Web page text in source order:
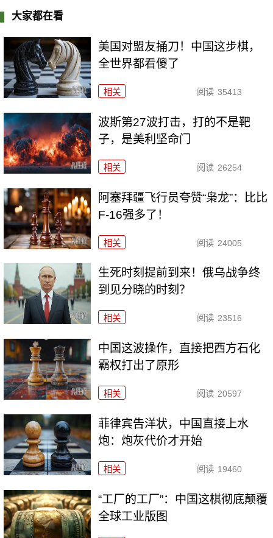
大家都在看
美国对盟友捅刀！中国这步棋，
全世界都看傻了
相关 阅读 35413
波斯第27波打击，打的不是靶
子，是美利坚命门
相关 阅读 26254
阿塞拜疆飞行员夸赞“枭龙”：比比
F-16强多了！
相关 阅读 24005
生死时刻提前到来！俄乌战争终
到见分晓的时刻？
相关 阅读 23516
中国这波操作，直接把西方石化
霸权打出了原形
相关 阅读 20597
菲律宾告洋状，中国直接上水
炮：炮灰代价才开始
相关 阅读 19460
“工厂的工厂”：中国这棋彻底颠覆
全球工业版图